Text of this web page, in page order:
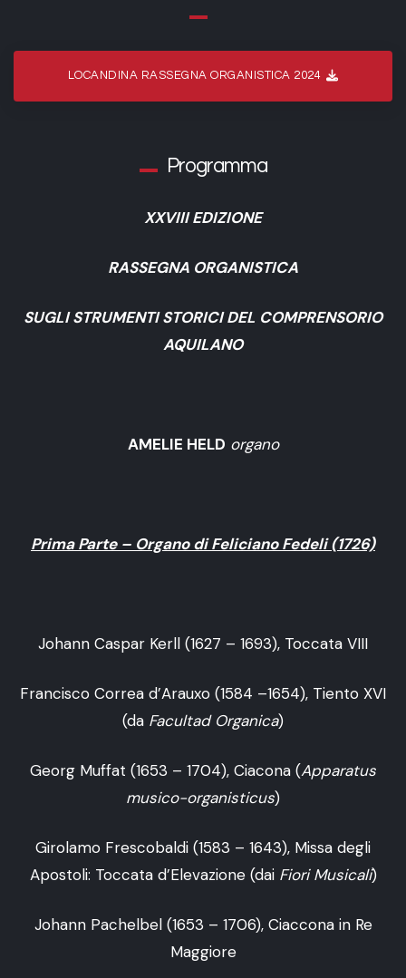
LOCANDINA RASSEGNA ORGANISTICA 2024
Programma
XXVIII EDIZIONE
RASSEGNA ORGANISTICA
SUGLI STRUMENTI STORICI DEL COMPRENSORIO
AQUILANO
AMELIE HELD organo
Prima Parte – Organo di Feliciano Fedeli (1726)
Johann Caspar Kerll (1627 – 1693), Toccata VIII
Francisco Correa d’Arauxo (1584 –1654), Tiento XVI
(da Facultad Organica)
Georg Muffat (1653 – 1704), Ciacona (Apparatus
musico-organisticus)
Girolamo Frescobaldi (1583 – 1643), Missa degli
Apostoli: Toccata d’Elevazione (dai Fiori Musicali)
Johann Pachelbel (1653 – 1706), Ciaccona in Re
Maggiore